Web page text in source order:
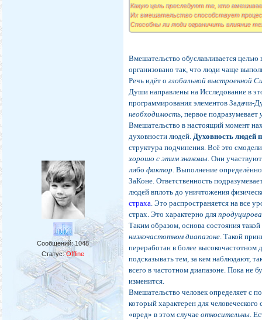
Сообщений:1048
Статус:Offline
Какую цель преследуют те, кто
Их вмешательство способствует
Способны ли люди ограничить влияние
Вмешательство обуславливается
организовано так, что люди чаще
Речь идёт оглобальной выстроенной
Души направлены на Исследование в
программирования элементов Задачи-
необходимость, первое подразумевает
Вмешательство в настоящий момент
духовности людей.Духовность людей
структура подчинения. Всё это
хорошо с этим знакомы. Они
либофактор. Выполнение
ЗаКоне. Ответственность
людей вплоть до уничтожения
страха. Это распространяется на все
страх. Это характерно для
Таким образом, основа состояния
низкочастотном диапазоне. Такой
переработан в более высокочастотном
подсказывать тем, за кем наблюдают,
всего в частотном диапазоне. Пока не
изменится.
Вмешательство человек определяет с
который характерен для
«вред» в этом случаеотносительны.